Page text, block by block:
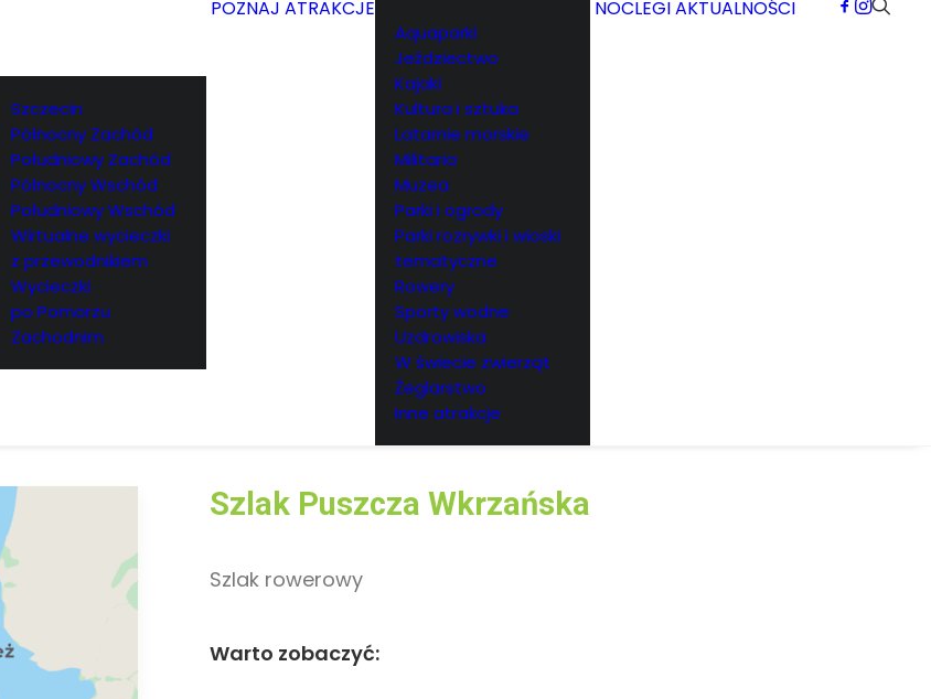
Szczecin
Północny Zachód
Południowy Zachód
Północny Wschód
Południowy Wschód
Wirtualne wycieczki
z przewodnikiem
Wycieczki
po Pomorzu
Zachodnim
POZNAJ ATRAKCJE
Aquaparki
Jeździectwo
Kajaki
Kultura i sztuka
Latarnie morskie
Militaria
Muzea
Parki i ogrody
Parki rozrywki i wioski
tematyczne
Rowery
Sporty wodne
Uzdrowiska
W świecie zwierząt
Żeglarstwo
Inne atrakcje
NOCLEGIAKTUALNOŚCI
Szlak Puszcza Wkrzańska
Szlak rowerowy
Warto zobaczyć: